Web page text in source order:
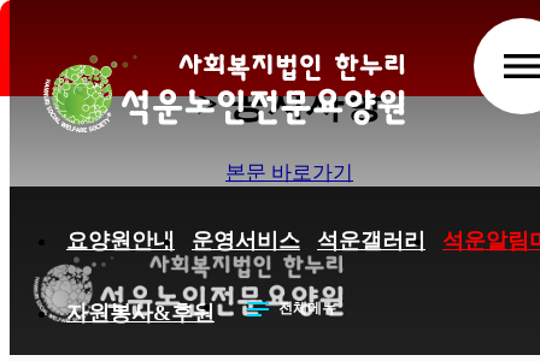
2026년 4월 프로그램 행사계획
> 공지사항
본문 바로가기
요양원안내 운영서비스 석운갤러리 석운알림
자원봉사&후원 notes 전체메뉴